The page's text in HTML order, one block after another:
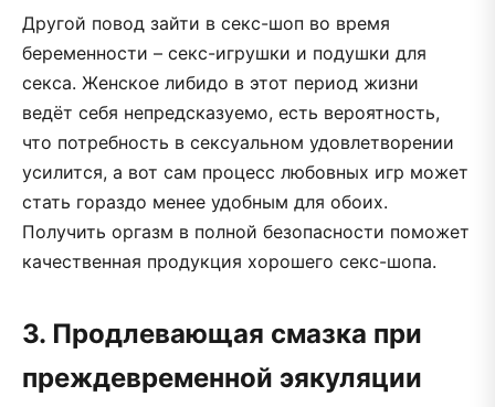
Другой повод зайти в секс-шоп во время
беременности – секс-игрушки и подушки для
секса. Женское либидо в этот период жизни
ведёт себя непредсказуемо, есть вероятность,
что потребность в сексуальном удовлетворении
усилится, а вот сам процесс любовных игр может
стать гораздо менее удобным для обоих.
Получить оргазм в полной безопасности поможет
качественная продукция хорошего секс-шопа.
3. Продлевающая смазка при
преждевременной эякуляции